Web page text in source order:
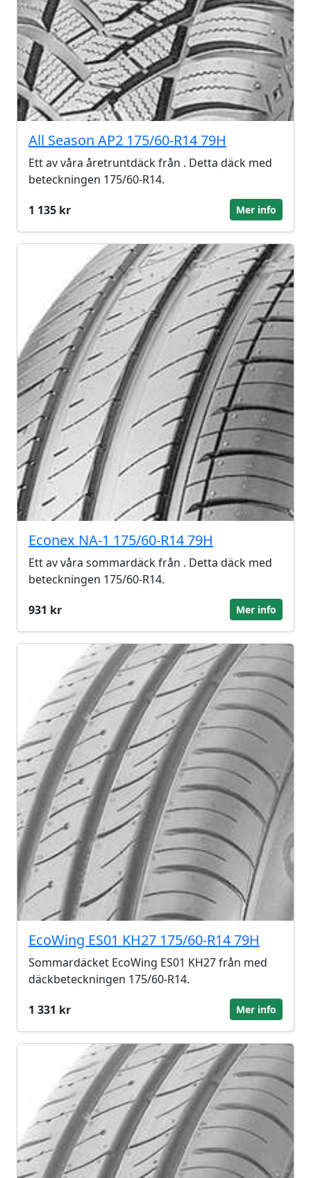
All Season AP2 175/60-R14 79H
Ett av våra åretruntdäck från . Detta däck med
beteckningen 175/60-R14.
1 135 kr
Mer info
Econex NA-1 175/60-R14 79H
Ett av våra sommardäck från . Detta däck med
beteckningen 175/60-R14.
931 kr
Mer info
EcoWing ES01 KH27 175/60-R14 79H
Sommardäcket EcoWing ES01 KH27 från med
däckbeteckningen 175/60-R14.
1 331 kr
Mer info